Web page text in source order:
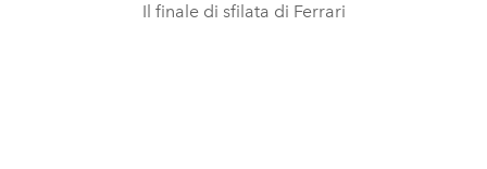
Il finale di sfilata di Ferrari